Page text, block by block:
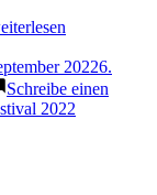
20226.
Schreibe einen
2022